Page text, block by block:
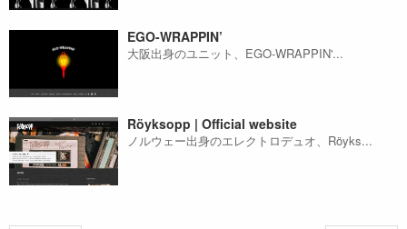
EGO-WRAPPIN’
大阪出身のユニット、EGO-WRAPPIN'...
Röyksopp | Official website
ノルウェー出身のエレクトロデュオ、Röyks...